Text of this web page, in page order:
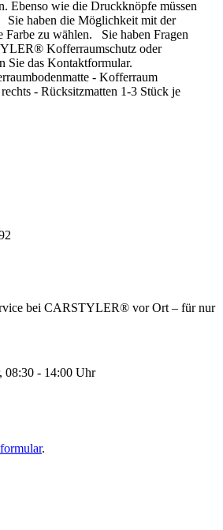
Ebenso wie die Druckknöpfe müssen
Sie haben die Möglichkeit mit der
Farbe zu wählen. Sie haben Fragen
Kofferraumschutz oder
Sie das Kontaktformular.
- Kofferraum
- Rücksitzmatten 1-3 Stück je
bei CARSTYLER® vor Ort – für nur
08:30 - 14:00 Uhr
.